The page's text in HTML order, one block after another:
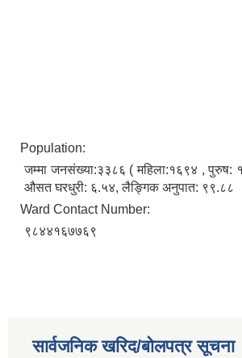
Population:
जम्मा जनसंख्या:३३८६ ( महिला:१६९४ , पुरुष:
औसत घरधुरी: ६.५४, लैङ्गिक अनुपात: ९९.८८
Ward Contact Number:
९८४४१६७७६९
सार्वजनिक खरिद/बोलपत्र सूचना